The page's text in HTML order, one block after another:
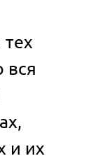
вся
и их